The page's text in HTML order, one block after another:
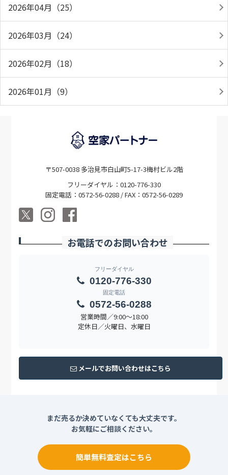
2026年04月（25）
2026年03月（24）
2026年02月（18）
2026年01月（9）
〒507-0038 多治見市白山町5-17-3梅村ビル2階
フリーダイヤル：0120-776-330
固定電話：0572-56-0288 / FAX：0572-56-0289
お電話でのお問い合わせ
営業時間／9:00〜18:00
定休日／火曜日、水曜日
フリーダイヤル
0120-776-330
固定電話
0572-56-0288
メールでお問い合わせはこちら
まだ売るか決めていなくても大丈夫です。
お気軽にご相談ください。
簡単無料査定はこちら